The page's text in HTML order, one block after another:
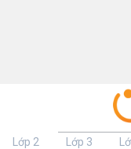
Lớp 2 Lớp 3